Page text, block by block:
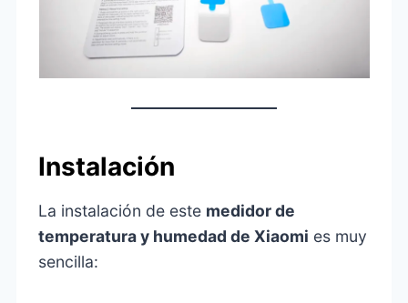
Instalación
La instalación de este medidor de
temperatura y humedad de Xiaomi es muy
sencilla: